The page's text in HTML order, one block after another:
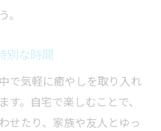
別な時間
で気軽に癒やしを取り入れ
。自宅で楽しむことで、
せたり、家族や友人とゆっ